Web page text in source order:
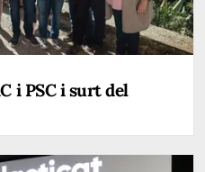
i PSC i surt del